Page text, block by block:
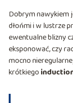
Dobrym nawykiem
dłońmi i w lustrze
ewentualne blizny
eksponować, czy
mocno
krótkiego